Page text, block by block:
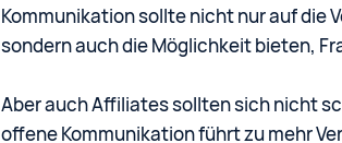
Kommunikation sollte nicht nur auf die
sondern auch die Möglichkeit bieten,
Aber auch Affiliates sollten sich nicht
offene Kommunikation führt zu mehr